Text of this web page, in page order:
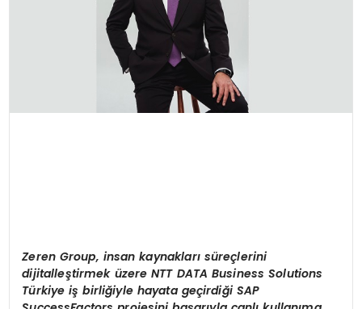
Zeren Group, insan kaynakları süreçlerini
dijitalleştirmek üzere NTT DATA Business Solutions
Türkiye iş birliğiyle hayata geçirdiği SAP